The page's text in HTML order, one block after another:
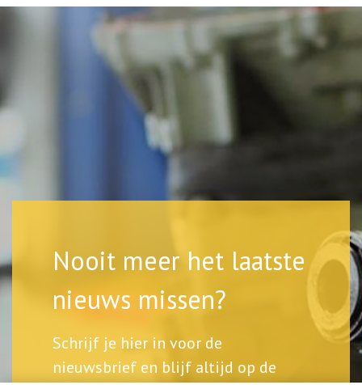
Nooit meer het laatste
nieuws missen?
Schrijf je hier in voor de
nieuwsbrief en blijf altijd op de